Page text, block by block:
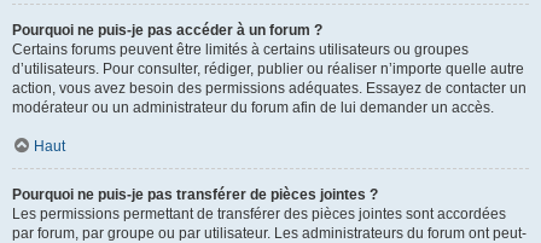
Pourquoi ne puis-je pas accéder à un forum ?
Certains forums peuvent être limités à certains utilisateurs ou groupes
d’utilisateurs. Pour consulter, rédiger, publier ou réaliser n’importe quelle autre
action, vous avez besoin des permissions adéquates. Essayez de contacter un
modérateur ou un administrateur du forum afin de lui demander un accès.
Haut
Pourquoi ne puis-je pas transférer de pièces jointes ?
Les permissions permettant de transférer des pièces jointes sont accordées
par forum, par groupe ou par utilisateur. Les administrateurs du forum ont peut-